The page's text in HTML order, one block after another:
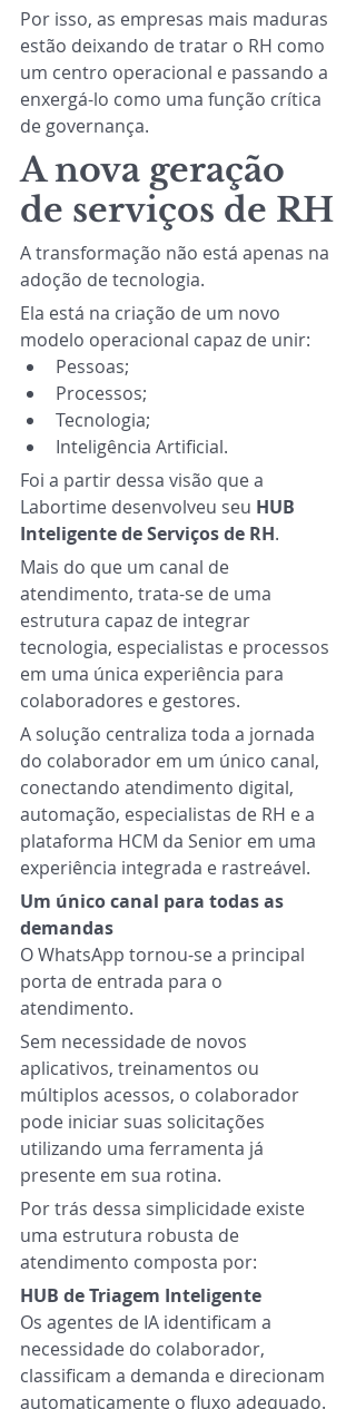
Por isso, as empresas mais maduras
estão deixando de tratar o RH como
um centro operacional e passando a
enxergá-lo como uma função crítica
de governança.
A nova geração
de serviços de RH
A transformação não está apenas na
adoção de tecnologia.
Ela está na criação de um novo
modelo operacional capaz de unir:
Pessoas;
Processos;
Tecnologia;
Inteligência Artificial.
Foi a partir dessa visão que a
Labortime desenvolveu seu HUB
Inteligente de Serviços de RH.
Mais do que um canal de
atendimento, trata-se de uma
estrutura capaz de integrar
tecnologia, especialistas e processos
em uma única experiência para
colaboradores e gestores.
A solução centraliza toda a jornada
do colaborador em um único canal,
conectando atendimento digital,
automação, especialistas de RH e a
plataforma HCM da Senior em uma
experiência integrada e rastreável.
Um único canal para todas as
demandas
O WhatsApp tornou-se a principal
porta de entrada para o
atendimento.
Sem necessidade de novos
aplicativos, treinamentos ou
múltiplos acessos, o colaborador
pode iniciar suas solicitações
utilizando uma ferramenta já
presente em sua rotina.
Por trás dessa simplicidade existe
uma estrutura robusta de
atendimento composta por:
HUB de Triagem Inteligente
Os agentes de IA identificam a
necessidade do colaborador,
classificam a demanda e direcionam
automaticamente o fluxo adequado.